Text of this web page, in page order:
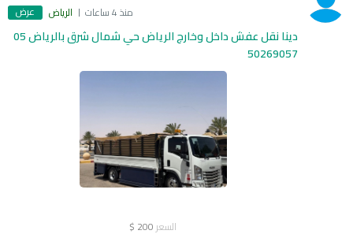
منذ 4 ساعات
الرياض عرض
دينا نقل عفش داخل وخارج الرياض حي شمال شرق بالرياض 05
50269057
السعر 200
$